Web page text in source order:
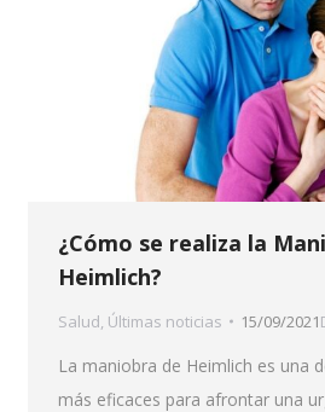
¿Cómo se realiza la
Heimlich?
Salud, Últimas noticias 15/09/2021
La maniobra de Heimlich es una
más eficaces para afrontar una